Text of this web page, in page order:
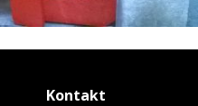
Kontakt